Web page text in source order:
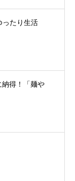
ったり生活
納得！「麺や